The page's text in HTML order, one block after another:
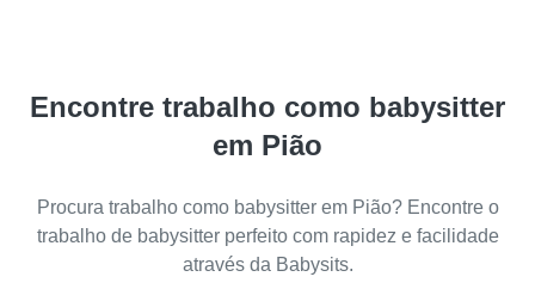
Encontre trabalho como babysitter
em Pião
Procura trabalho como babysitter em Pião? Encontre o
trabalho de babysitter perfeito com rapidez e facilidade
através da Babysits.